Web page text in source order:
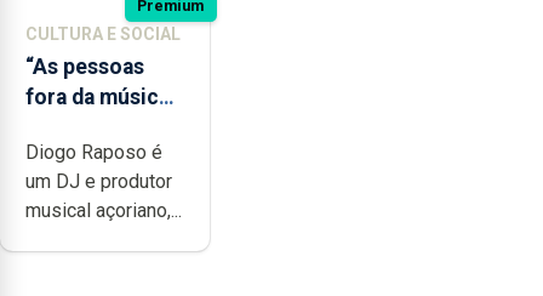
Premium
CULTURA E SOCIAL
“As pessoas
fora da música
noção do quão
difícil é
produzir uma
música”
Diogo Raposo é
um DJ e produtor
musical açoriano,...